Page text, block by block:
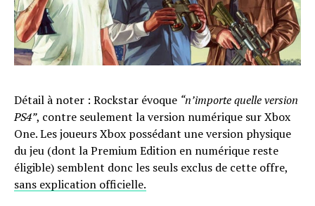
Détail à noter : Rockstar évoque “n’importe quelle version
PS4”, contre seulement la version numérique sur Xbox
One. Les joueurs Xbox possédant une version physique
du jeu (dont la Premium Edition en numérique reste
éligible) semblent donc les seuls exclus de cette offre,
sans explication officielle.